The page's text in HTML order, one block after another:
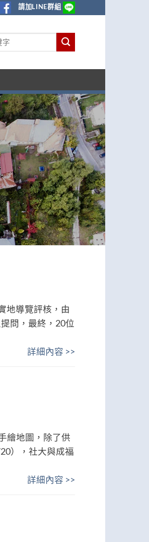
請加LINE群組
地導覽評核，由
問，最終，20位
詳細內容 >>
繪地圖，除了供
），社大與成福
詳細內容 >>